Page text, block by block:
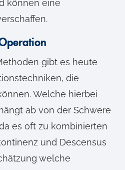
können eine
gibt es heute
die
Welche hierbei
ab von der Schwere
es oft zu kombinierten
und Descensus
welche